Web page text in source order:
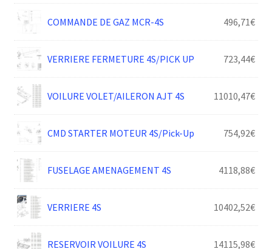
COMMANDE DE GAZ MCR-4S 496,71€
VERRIERE FERMETURE 4S/PICK UP 723,44€
VOILURE VOLET/AILERON AJT 4S 11010,47€
CMD STARTER MOTEUR 4S/Pick-Up 754,92€
FUSELAGE AMENAGEMENT 4S 4118,88€
VERRIERE 4S 10402,52€
RESERVOIR VOILURE 4S 14115,98€